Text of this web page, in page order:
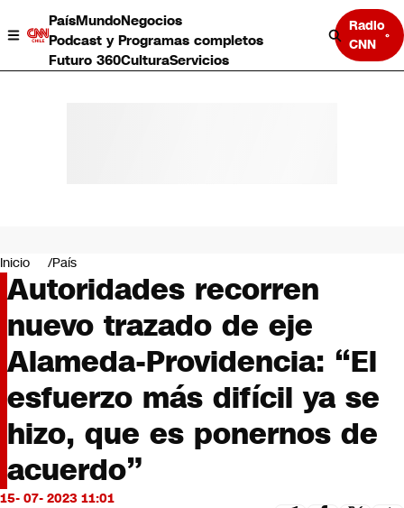
PaísMundoNegocios
Podcast y Programas completos
Futuro 360CulturaServicios
Radio
CNN
Negocios
Deportes
Programas completos
Cultura
Servicios
Bits
CNN tiempo
Futuro 360
Opinión
Inicio País
Autoridades recorren
nuevo trazado de eje
Alameda-Providencia: “El
esfuerzo más difícil ya se
hizo, que es ponernos de
acuerdo”
15- 07- 2023 11:01